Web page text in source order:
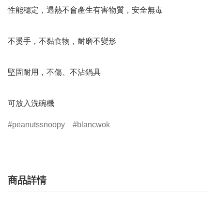
性能穩定，遇熱不會產生有害物質，安全無毒
不燙手，不黏食物，耐磨不變形
堅固耐用，不傷、不沾鍋具
可放入洗碗機
peanutssnoopy blancwok
商品詳情